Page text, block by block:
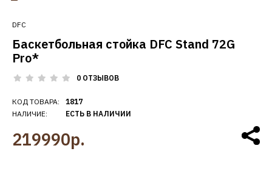
DFC
Баскетбольная стойка DFC Stand 72G
Pro*
0 ОТЗЫВОВ
КОД ТОВАРА:
НАЛИЧИЕ:
1817
ЕСТЬ В НАЛИЧИИ
219990р.